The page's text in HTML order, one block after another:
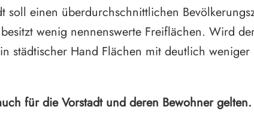
soll einen überdurchschnittlichen
wenig nennenswerte Freiflächen. Wird
städtischer Hand Flächen mit deutlich weniger
für die Vorstadt und deren Bewohner gelten.